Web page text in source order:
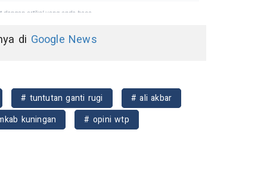
di Google News
# tuntutan ganti rugi
# ali akbar
kuningan
# opini wtp